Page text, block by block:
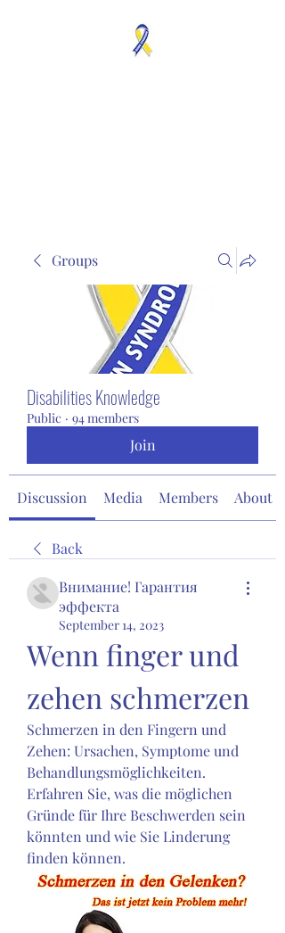
Groups
Disabilities Knowledge
Public · 94 members
Join
Discussion Media Members About
Back
Внимание! Гарантия
эффекта
September 14, 2023
Wenn finger und
zehen schmerzen
Schmerzen in den Fingern und
Zehen: Ursachen, Symptome und
Behandlungsmöglichkeiten.
Erfahren Sie, was die möglichen
Gründe für Ihre Beschwerden sein
könnten und wie Sie Linderung
finden können.